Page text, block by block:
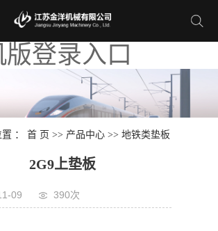
登录入口
置 ：首 页 >> 产品中心 >>地铁类垫板
2G9上垫板
09 390次